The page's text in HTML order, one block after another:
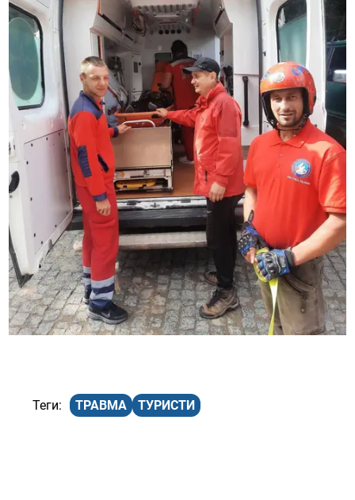
ТРАВМА ТУРИСТИ